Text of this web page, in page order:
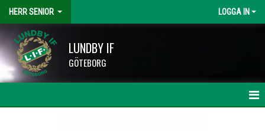
HERR SENIOR LOGGA IN
LUNDBY IF
GÖTEBORG